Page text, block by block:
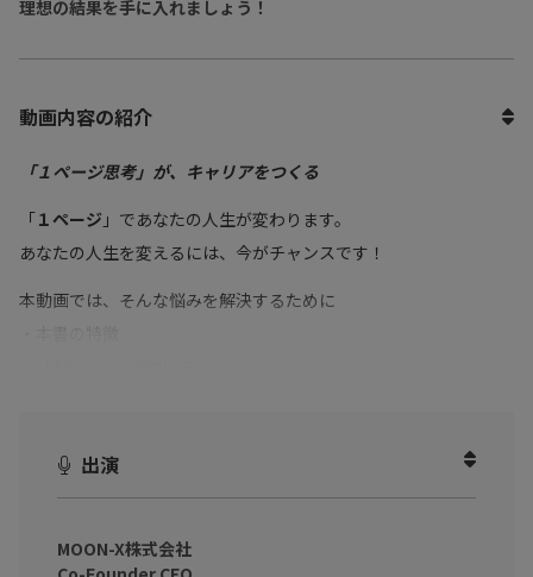
理想の結果を手に入れましょう！
動画内容の紹介
「１ページ思考」が、キャリアをつくる
「１ページ 」であなたの人生が変わります。
あなたの人生を変えるには、今がチャンスです！
本動画では、そんな悩みを解決するために
など書籍の内容を厳選してお話しいただきました。
・的を得た鋭い提案ができない
出演
MOON-X株式会社